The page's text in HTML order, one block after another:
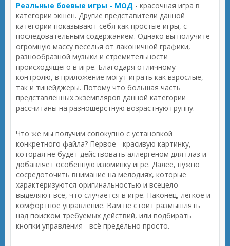
Реальные боевые игры - МОД - красочная игра в
категории экшен. Другие представители данной
категории показывают себя как простые игры, с
последовательным содержанием. Однако вы получите
огромную массу веселья от лаконичной графики,
разнообразной музыки и стремительности
происходящего в игре. Благодаря отличному
контролю, в приложение могут играть как взрослые,
так и тинейджеры. Потому что большая часть
представленных экземпляров данной категории
рассчитаны на разношерстную возрастную группу.
Что же мы получим совокупно с установкой
конкретного файла? Первое - красивую картинку,
которая не будет действовать аллергеном для глаз и
добавляет особенную изюминку игре. Далее, нужно
сосредоточить внимание на мелодиях, которые
характеризуются оригинальностью и всецело
выделяют всё, что случается в игре. Наконец, легкое и
комфортное управление. Вам не стоит размышлять
над поиском требуемых действий, или подбирать
кнопки управления - всё предельно просто.